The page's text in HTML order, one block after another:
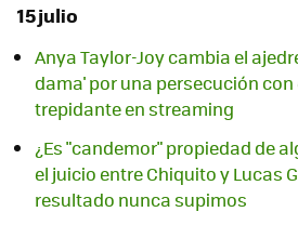
15 julio
Anya Taylor-Joy cambia el
dama' por una persecución con
trepidante en streaming
¿Es "candemor" propiedad de
el juicio entre Chiquito y Lucas
resultado nunca supimos